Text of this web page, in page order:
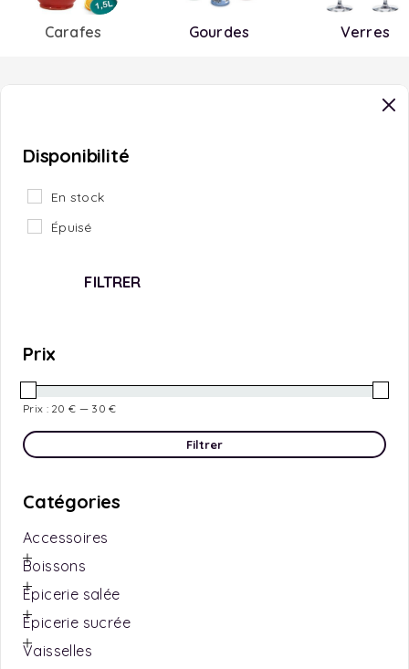
Carafes Gourdes Verres
Disponibilité
En stock
Épuisé
FILTRER
Prix
Filtrer
Prix : 20 € — 30 €
Catégories
Accessoires
Boissons
Épicerie salée
Épicerie sucrée
Vaisselles